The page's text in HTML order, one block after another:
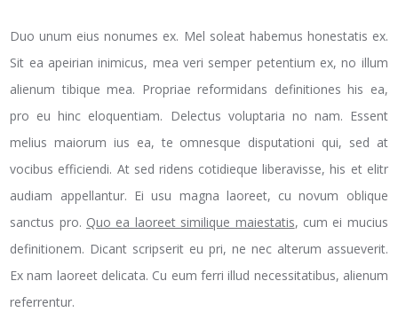
Duo unum eius nonumes ex. Mel soleat habemus honestatis ex.
Sit ea apeirian inimicus, mea veri semper petentium ex, no illum
alienum tibique mea. Propriae reformidans definitiones his ea,
pro eu hinc eloquentiam. Delectus voluptaria no nam. Essent
melius maiorum ius ea, te omnesque disputationi qui, sed at
vocibus efficiendi. At sed ridens cotidieque liberavisse, his et elitr
audiam appellantur. Ei usu magna laoreet, cu novum oblique
sanctus pro. Quo ea laoreet similique maiestatis, cum ei mucius
definitionem. Dicant scripserit eu pri, ne nec alterum assueverit.
Ex nam laoreet delicata. Cu eum ferri illud necessitatibus, alienum
referrentur.